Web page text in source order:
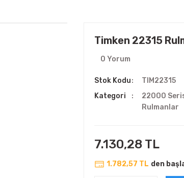
Timken 22315
0 Yorum
Stok Kodu
TIM22315
Kategori
22000
Rulmanlar
7.130,28 TL
1.782,57 TL den